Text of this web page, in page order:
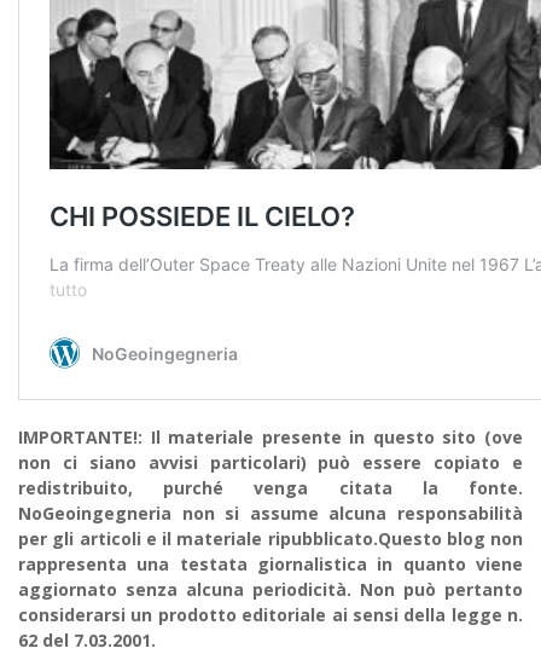
IMPORTANTE!: Il materiale presente in questo sito (ove
non ci siano avvisi particolari) può essere copiato e
redistribuito, purché venga citata la fonte.
NoGeoingegneria non si assume alcuna responsabilità
per gli articoli e il materiale ripubblicato.Questo blog non
rappresenta una testata giornalistica in quanto viene
aggiornato senza alcuna periodicità. Non può pertanto
considerarsi un prodotto editoriale ai sensi della legge n.
62 del 7.03.2001.